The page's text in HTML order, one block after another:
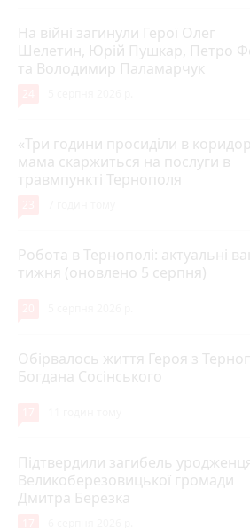
На війні загинули Герої Олег
Шелетин, Юрій Пушкар, Петро
та Володимир Паламарчук
«Три години просиділи в
мама скаржиться на послуги в
травмпункті Тернополя
Робота в Тернополі: актуальні
тижня (оновлено 5 серпня)
Обірвалось життя Героя з
Богдана Сосінського
Підтвердили загибель
Великоберезовицької громади
Дмитра Березка